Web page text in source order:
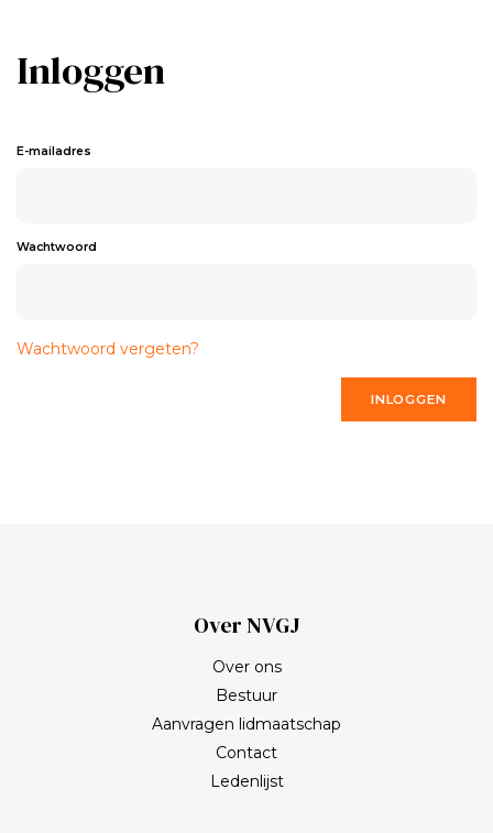
Inloggen
E-mailadres
Wachtwoord
Wachtwoord vergeten?
INLOGGEN
Over NVGJ
Over ons
Bestuur
Aanvragen lidmaatschap
Contact
Ledenlijst